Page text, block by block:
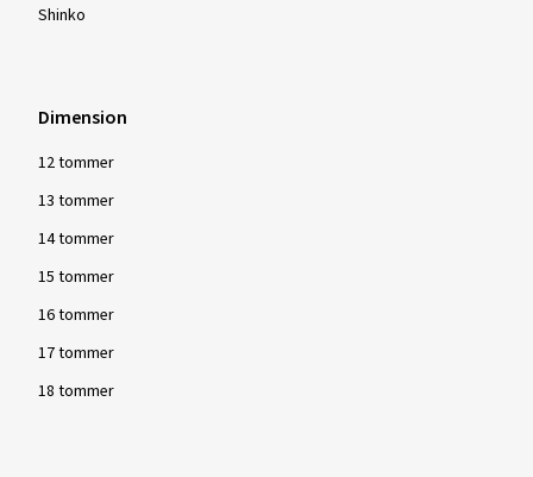
Shinko
Dimension
12 tommer
13 tommer
14 tommer
15 tommer
16 tommer
17 tommer
18 tommer